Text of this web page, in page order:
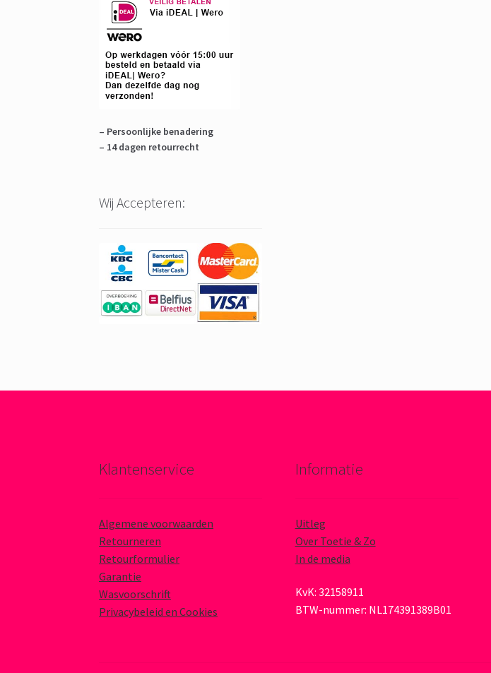
– Persoonlijke benadering
– 14 dagen retourrecht
Wij Accepteren:
Klantenservice
Algemene voorwaarden
Retourneren
Retourformulier
Garantie
Wasvoorschrift
Privacybeleid en Cookies
Informatie
Uitleg
Over Toetie & Zo
In de media
KvK: 32158911
BTW-nummer: NL174391389B01